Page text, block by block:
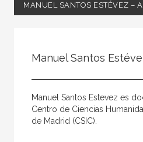
MANUEL SANTOS ESTÉVEZ –
Coordinador
Manuel Santos
Manuel Santos Estevez es
Centro de Ciencias
de Madrid (CSIC).